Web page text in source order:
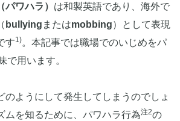
ワハラ） は和製英語であり、海外で
（ bullying またはmobbing）として表現
す1)。本記事では職場でのいじめをパ
で用います。
のようにして発生してしまうのでしょ
ムを知るために、パワハラ行為注2の